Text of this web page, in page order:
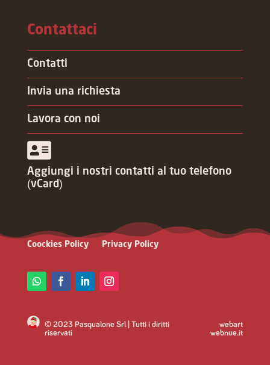
Contattaci
Contatti
Invia una richiesta
Lavora con noi
Aggiungi i nostri contatti al tuo telefono
(vCard)
Coockies Policy Privacy Policy
© 2023 Pasqualone Srl | Tutti i diritti
riservati
webart
webnue.it